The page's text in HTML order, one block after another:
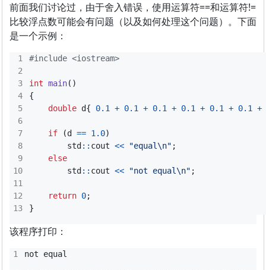
前面我们讨论过，由于舍入错误，使用运算符==和运算符!=
比较浮点数可能会有问题（以及如何处理这个问题）。下面
是一个示例：
3
4
5
6
7
8
9
10
13
#include <iostream>
int main()
{
double d{ 0.1 + 0.1 + 0.1 + 0.1 + 0.1 + 0.1 +
if (d == 1.0)
std :: cout << "equal\n" ;
else
std :: cout << "not equal\n" ;
return 0;
}
该程序打印：
not equal